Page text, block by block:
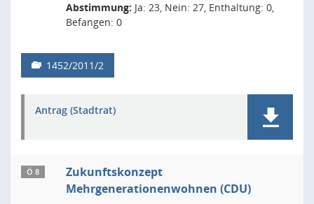
Abstimmung: Ja: 23, Nein: 27, Enthaltung: 0,
Befangen: 0
1452/2011/2
Antrag (Stadtrat)
Ö 8
Zukunftskonzept
Mehrgenerationenwohnen (CDU)